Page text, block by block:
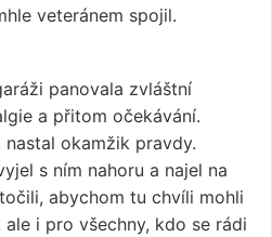
veteránem spojil.
panovala zvláštní
a přitom očekávání.
okamžik pravdy.
s ním nahoru a najel na
abychom tu chvíli mohli
i pro všechny, kdo se rádi